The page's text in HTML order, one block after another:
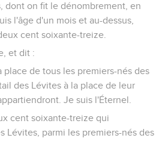
dont on fit le dénombrement, en
l'âge d'un mois et au-dessus,
cent soixante-treize.
et dit :
place de tous les premiers-nés des
des Lévites à la place de leur
Je suis l'Éternel.
cent soixante-treize qui
Lévites, parmi les premiers-nés des